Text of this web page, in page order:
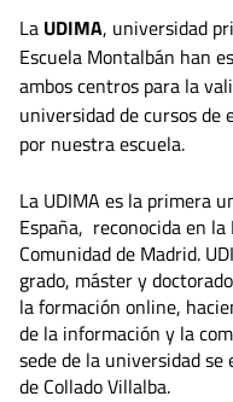
La UDIMA, universidad
Escuela Montalbán han
ambos centros para la
universidad de cursos
por nuestra escuela.
La UDIMA es la primera
España, reconocida en
Comunidad de Madrid.
grado, máster y
la formación online,
de la información y la
sede de la universidad
de Collado Villalba.